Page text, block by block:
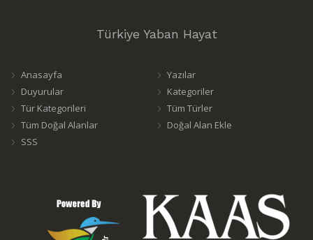
Türkiye Yaban Hayat
Anasayfa
Yazılar
Duyurular
Kategoriler
Tür Kategorileri
Tüm Türler
Tüm Doğal Alanlar
Doğal Alan Ekle
SSS